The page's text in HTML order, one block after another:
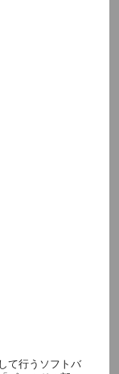
て行うソフトバ